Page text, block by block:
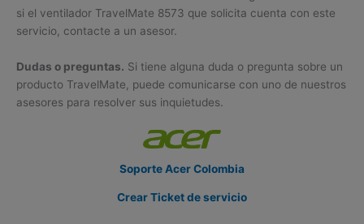
si el ventilador TravelMate 8573 que solicita cuenta con este
servicio, contacte a un asesor.
Dudas o preguntas. Si tiene alguna duda o pregunta sobre un
producto TravelMate, puede comunicarse con uno de nuestros
asesores para resolver sus inquietudes.
Soporte Acer Colombia
Crear Ticket de servicio